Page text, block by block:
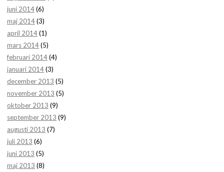
juni 2014(6)
maj 2014(3)
april 2014(1)
mars 2014(5)
februari 2014(4)
januari 2014(3)
december 2013 (5)
november 2013 (5)
oktober 2013 (9)
september 2013 (9)
augusti 2013 (7)
juli 2013 (6)
juni 2013 (5)
maj 2013 (8)